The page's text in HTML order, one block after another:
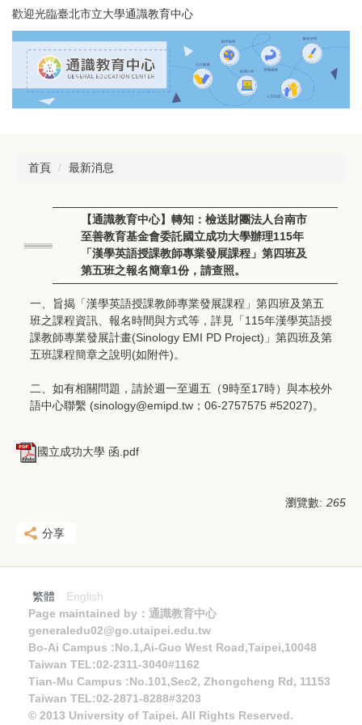
跳
到
主
歡迎光臨臺北市立大學通識教育中心
首頁 最新消息
【通識教育中心】轉知：檢送財團法人台南市
至善教育基金會委託國立成功大學辦理115年
「漢學英語授課教師專業發展課程」第四班及
第五班之報名簡章1份，請查照。
一、旨揭「漢學英語授課教師專業發展課程」第四班及第五
班之課程資訊、報名時間與方式等，詳見「115年漢學英語授
課教師專業發展計畫(Sinology EMI PD Project)」第四班及第
五班課程簡章之說明(如附件)。
二、如有相關問題，請於週一至週五（9時至17時）與本校外
語中心聯繫 (sinology@emipd.tw；06-2757575 #52027)。
國立成功大學 函.pdf
瀏覽數: 265
分享
繁體
English
Page maintained by：通識教育中心
generaledu02@go.utaipei.edu.tw
Bo-Ai Campus :No.1,Ai-Guo West Road,Taipei,10048
Taiwan TEL:02-2311-3040#1162
Tian-Mu Campus :No.101,Sec2, Zhongcheng Rd, 11153
Taiwan TEL:02-2871-8288#3203
© 2013 University of Taipei. All Rights Reserved.